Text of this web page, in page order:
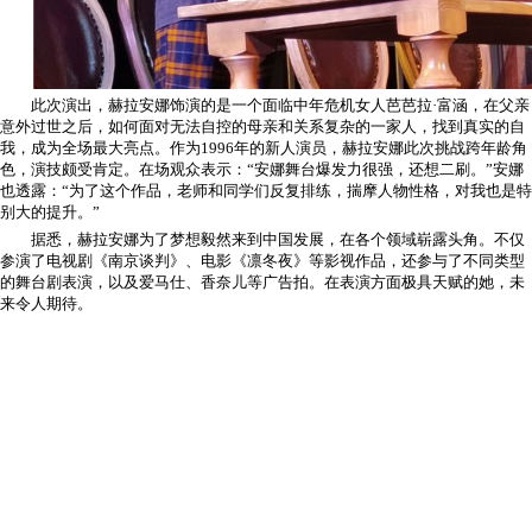
此次演出，赫拉安娜饰演的是一个面临中年危机女人芭芭拉·富涵，在父亲
意外过世之后，如何面对无法自控的母亲和关系复杂的一家人，找到真实的自
我，成为全场最大亮点。作为1996年的新人演员，赫拉安娜此次挑战跨年龄角
色，演技颇受肯定。在场观众表示：“安娜舞台爆发力很强，还想二刷。”安娜
也透露：“为了这个作品，老师和同学们反复排练，揣摩人物性格，对我也是特
别大的提升。”
据悉，赫拉安娜为了梦想毅然来到中国发展，在各个领域崭露头角。不仅
参演了电视剧《南京谈判》、电影《凛冬夜》等影视作品，还参与了不同类型
的舞台剧表演，以及爱马仕、香奈儿等广告拍。在表演方面极具天赋的她，未
来令人期待。